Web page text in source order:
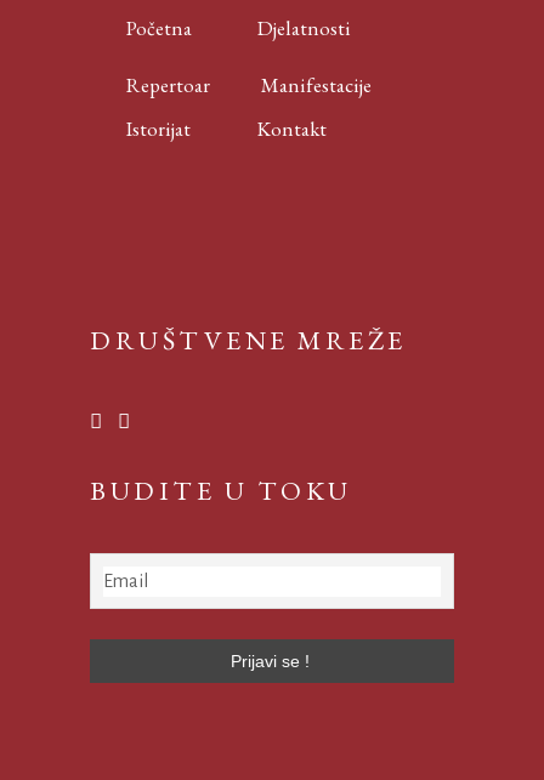
Početna Djelatnosti
Repertoar
Manifestacije
Istorijat
Kontakt
DRUŠTVENE MREŽE
BUDITE U TOKU